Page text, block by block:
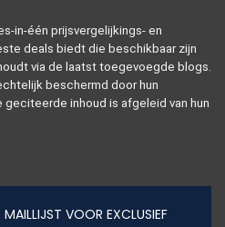
in-één prijsvergelijkings- en
deals biedt die beschikbaar zijn
via de laatst toegevoegde blogs.
beschermd door hun
inhoud is afgeleid van hun
VOOR EXCLUSIEF